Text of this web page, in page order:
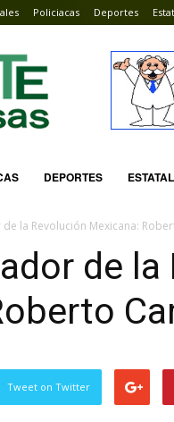
Policiacas Deportes
DEPORTES
la Revolución Mexicana:
de la
Tweet on Twitter